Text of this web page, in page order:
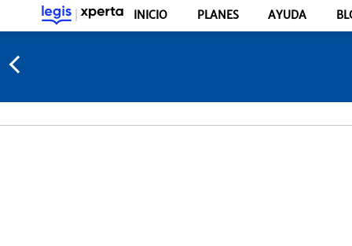
INICIO PLANES AYUDA